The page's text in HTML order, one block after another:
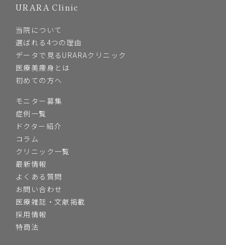
URARA Clinic
当院について
選ばれる4つの理由
データで見るURARAクリニック
医療美痩身とは
初めての方へ
モニター募集
症例一覧
ドクター紹介
コラム
クリニック一覧
最新情報
よくある質問
お問い合わせ
医療雑誌・文献掲載
採用情報
特商法